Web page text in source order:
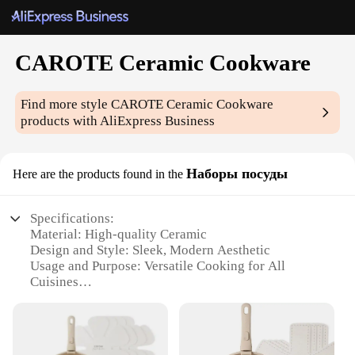
CAROTE Ceramic Cookware
Find more styleCAROTE Ceramic Cookware
products with AliExpress Business
Here are the products found in the Наборы посуды
Specifications:
Material: High-quality Ceramic
Design and Style: Sleek, Modern Aesthetic
Usage and Purpose: Versatile Cooking for All
Cuisines
Shape and Size: Ergonomic Design for Ease of Use
Quantity: Available in Sets for Complete Kitchen